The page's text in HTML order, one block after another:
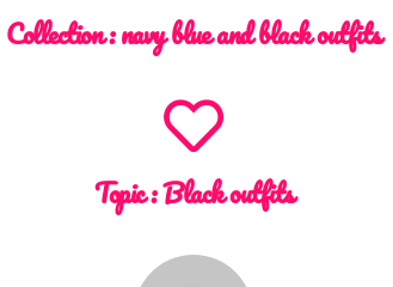
Collection :navy blue and black outfits
Topic :Black outfits